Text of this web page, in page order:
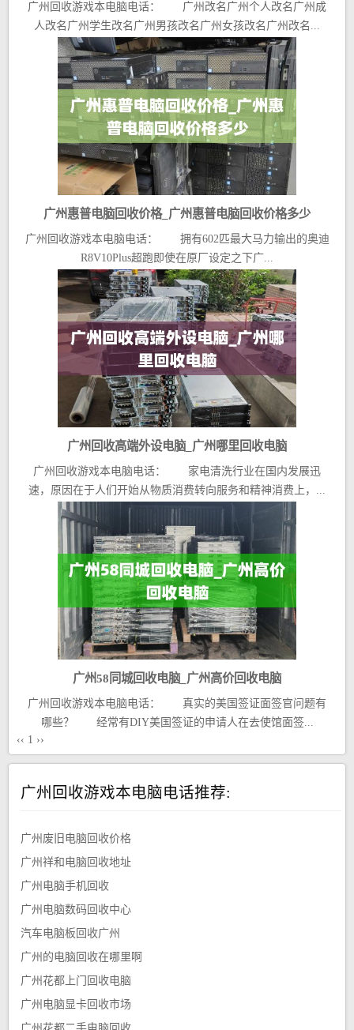
广州回收游戏本电脑电话： 广州改名广州个人改名广州成
人改名广州学生改名广州男孩改名广州女孩改名广州改名...
广州惠普电脑回收价格_广州惠普电脑回收价格多少
广州回收游戏本电脑电话： 拥有602匹最大马力输出的奥迪
R8V10Plus超跑即使在原厂设定之下广...
广州回收高端外设电脑_广州哪里回收电脑
广州回收游戏本电脑电话： 家电清洗行业在国内发展迅
速，原因在于人们开始从物质消费转向服务和精神消费上，...
广州58同城回收电脑_广州高价回收电脑
广州回收游戏本电脑电话： 真实的美国签证面签官问题有
哪些？ 经常有DIY美国签证的申请人在去使馆面签...
‹‹ 1 ››
广州回收游戏本电脑电话推荐:
广州废旧电脑回收价格
广州祥和电脑回收地址
广州电脑手机回收
广州电脑数码回收中心
汽车电脑板回收广州
广州的电脑回收在哪里啊
广州花都上门回收电脑
广州电脑显卡回收市场